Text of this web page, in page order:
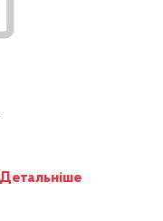
Детальніше